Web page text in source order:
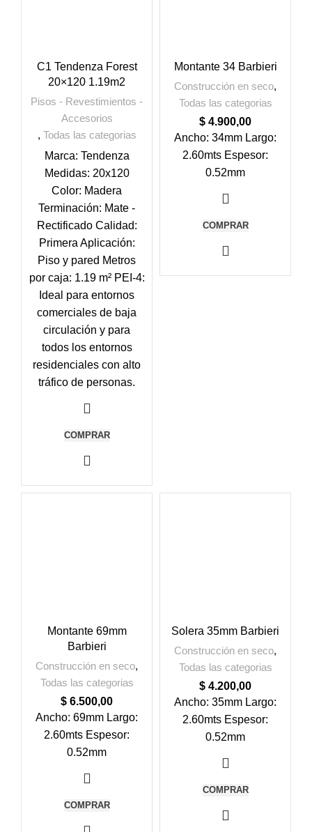
C1 Tendenza Forest
20×120 1.19m2
Pisos - Revestimientos -
Accesorios
, Todas las categorias
Marca: Tendenza
Medidas: 20x120
Color: Madera
Terminación: Mate -
Rectificado Calidad:
Primera Aplicación:
Piso y pared Metros
por caja: 1.19 m² PEI-4:
Ideal para entornos
comerciales de baja
circulación y para
todos los entornos
residenciales con alto
tráfico de personas.
COMPRAR
Montante 34 Barbieri
Construcción en seco,
Todas las categorias
$ 4.900,00
Ancho: 34mm Largo:
2.60mts Espesor:
0.52mm
COMPRAR
Montante 69mm
Barbieri
Construcción en seco,
Todas las categorias
$ 6.500,00
Ancho: 69mm Largo:
2.60mts Espesor:
0.52mm
COMPRAR
Solera 35mm Barbieri
Construcción en seco,
Todas las categorias
$ 4.200,00
Ancho: 35mm Largo:
2.60mts Espesor:
0.52mm
COMPRAR